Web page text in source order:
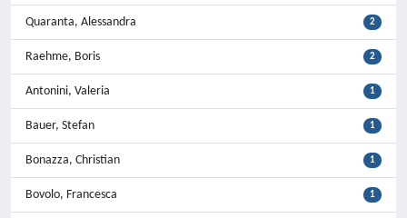
Quaranta, Alessandra 2
Raehme, Boris 2
Antonini, Valeria 1
Bauer, Stefan 1
Bonazza, Christian 1
Bovolo, Francesca 1